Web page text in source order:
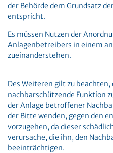
der Behörde dem Grundsatz
entspricht.
Es müssen Nutzen der
Anlagenbetreibers in einem
zueinanderstehen.
Des Weiteren gilt zu beachten,
nachbarschützende Funktion
der Anlage betroffener
der Bitte wenden, gegen den
vorzugehen, da dieser
verursache, die ihn, den
beeinträchtigen.